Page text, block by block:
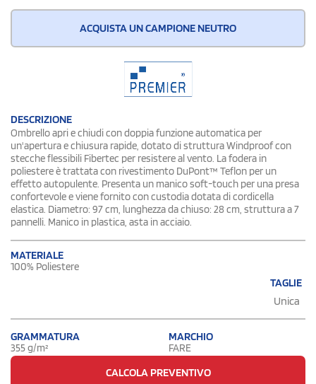
ACQUISTA UN CAMPIONE NEUTRO
DESCRIZIONE
Ombrello apri e chiudi con doppia funzione automatica per
un'apertura e chiusura rapide, dotato di struttura Windproof con
stecche flessibili Fibertec per resistere al vento. La fodera in
poliestere è trattata con rivestimento DuPont™ Teflon per un
effetto autopulente. Presenta un manico soft-touch per una presa
confortevole e viene fornito con custodia dotata di cordicella
elastica. Diametro: 97 cm, lunghezza da chiuso: 28 cm, struttura a 7
pannelli. Manico in plastica, asta in acciaio.
MATERIALE
100% Poliestere
TAGLIE
Unica
GRAMMATURA
355 g/m²
MARCHIO
FARE
CALCOLA PREVENTIVO